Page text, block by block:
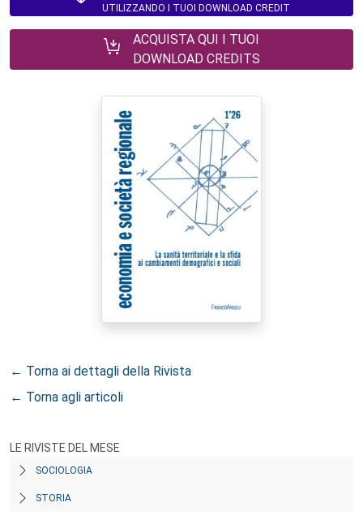
UTILIZZANDO I TUOI DOWNLOAD CREDIT
ACQUISTA QUI I TUOI
DOWNLOAD CREDITS
← Torna ai dettagli della Rivista
← Torna agli articoli
LE RIVISTE DEL MESE
SOCIOLOGIA
STORIA